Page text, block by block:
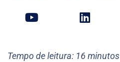
Tempo de leitura: 16 minutos